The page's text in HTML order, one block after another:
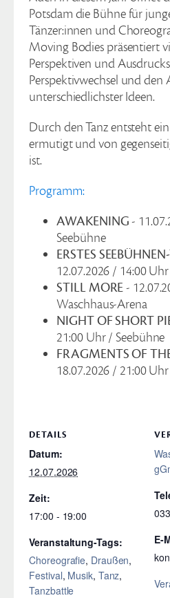
Potsdam die Bühne für
Tänzer:innen und
Moving Bodies präsentiert
Perspektiven und
Perspektivwechsel und den
unterschiedlichster Ideen.
Durch den Tanz entsteht
ermutigt und von
ist.
Programm:
AWAKENING-
Seebühne
ERSTES
12.07.2026 / 14:00
STILL MORE-
Waschhaus-Arena
NIGHT OF SHORT
21:00 Uhr / Seebühne
FRAGMENTS OF
18.07.2026 / 21:00
DETAILS
Datum:
12.07.2026
Zeit:
17:00 - 19:00
Veranstaltung-Tags:
Choreografie, Draußen,
Festival, Musik, Tanz,
Tanzbattle
E-